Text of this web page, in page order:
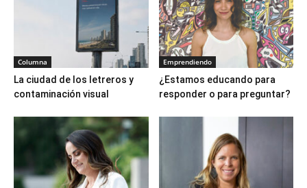
Columna
La ciudad de los letreros y
contaminación visual
Emprendiendo
¿Estamos educando para
responder o para preguntar?